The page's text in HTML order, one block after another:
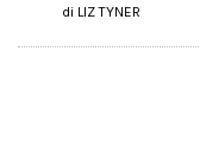
di LIZ TYNER